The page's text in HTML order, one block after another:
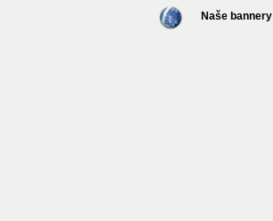
Naše bannery